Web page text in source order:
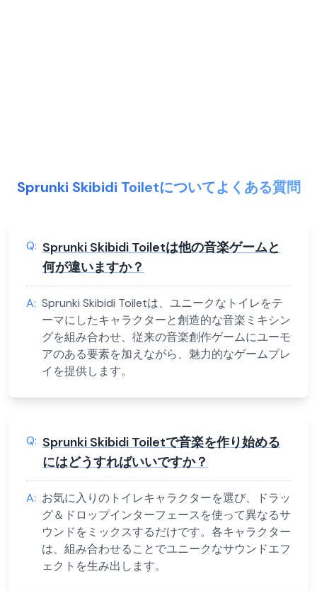
Sprunki Skibidi Toiletについてよくある質問
Q: Sprunki Skibidi Toiletは他の音楽ゲームと
何が違いますか？
A: Sprunki Skibidi Toiletは、ユニークなトイレをテ
ーマにしたキャラクターと創造的な音楽ミキシン
グを組み合わせ、従来の音楽創作ゲームにユーモ
アのある要素を加えながら、魅力的なゲームプレ
イを提供します。
Q: Sprunki Skibidi Toiletで音楽を作り始める
にはどうすればいいですか？
A: お気に入りのトイレキャラクターを選び、ドラッ
グ＆ドロップインターフェースを使って異なるサ
ウンドをミックスするだけです。各キャラクター
は、組み合わせることでユニークなサウンドエフ
ェクトを生み出します。